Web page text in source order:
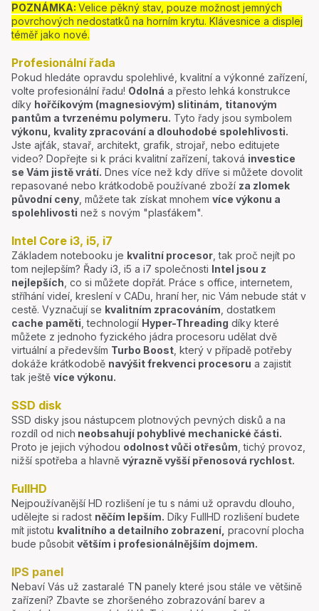
POZNÁMKA: Velice pěkný stav, pouze možnost jemných
povrchových nedostatků na horním krytu. Klávesnice a displej
téměř jako nové.
Profesionální řada
Pokud hledáte opravdu spolehlivé, kvalitní a výkonné zařízení,
volte profesionální řadu! Odolná a přesto lehká konstrukce
díky hořčíkovým (magnesiovým) slitinám, titanovým
pantům a tvrzenému polymeru. Tyto řady jsou symbolem
výkonu, kvality zpracování a dlouhodobé spolehlivosti.
Jste ajťák, stavař, architekt, grafik, strojař, nebo editujete
video? Dopřejte si k práci kvalitní zařízení, taková investice
se Vám jistě vrátí. Dnes více než kdy dříve si můžete dovolit
repasované nebo krátkodobě používané zboží za zlomek
původní ceny , můžete tak získat mnohem více výkonu a
spolehlivosti než s novým "plasťákem".
Intel Core i3, i5, i7
Základem notebooku je kvalitní procesor , tak proč nejít po
tom nejlepším? Řady i3, i5 a i7 společnosti Intel jsou z
nejlepších , co si můžete dopřát. Práce s office, internetem,
stříhání videí, kreslení v CADu, hraní her, nic Vám nebude stát v
cestě. Vyznačují se kvalitním zpracováním , dostatkem
cache paměti , technologií Hyper-Threading díky které
můžete z jednoho fyzického jádra procesoru udělat dvě
virtuální a především Turbo Boost , který v případě potřeby
dokáže krátkodobě navýšit frekvenci procesoru a zajistit
tak ještě více výkonu.
SSD disk
SSD disky jsou nástupcem plotnových pevných disků a na
rozdíl od nich neobsahují pohyblivé mechanické části.
Proto je jejich výhodou odolnost vůči otřesům , tichý provoz,
nižší spotřeba a hlavně výrazně vyšší přenosová rychlost.
FullHD
Nejpoužívanější HD rozlišení je tu s námi už opravdu dlouho,
udělejte si radost něčím lepším. Díky FullHD rozlišení budete
mít jistotu kvalitního a detailního zobrazení, pracovní plocha
bude působit větším i profesionálnějším dojmem.
IPS panel
Nebaví Vás už zastaralé TN panely které jsou stále ve většině
zařízení? Zbavte se zhoršeného zobrazování barev a